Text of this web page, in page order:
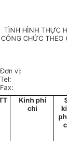
TÌNH HÌNH THỰC
CÔNG CHỨC
Đơn vị:
Tel:
Fax:
Kinh phí
chi